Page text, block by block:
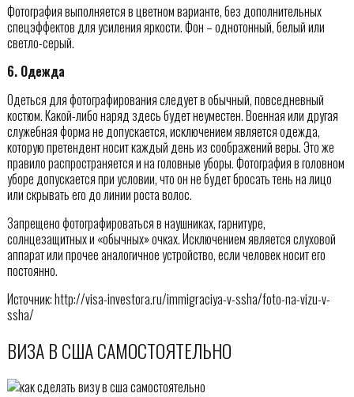
Фотография выполняется в цветном варианте, без дополнительных
спецэффектов для усиления яркости. Фон – однотонный, белый или
светло-серый.
6. Одежда
Одеться для фотографирования следует в обычный, повседневный
костюм. Какой-либо наряд здесь будет неуместен. Военная или другая
служебная форма не допускается, исключением является одежда,
которую претендент носит каждый день из соображений веры. Это же
правило распространяется и на головные уборы. Фотография в головном
уборе допускается при условии, что он не будет бросать тень на лицо
или скрывать его до линии роста волос.
Запрещено фотографироваться в наушниках, гарнитуре,
солнцезащитных и «обычных» очках. Исключением является слуховой
аппарат или прочее аналогичное устройство, если человек носит его
постоянно.
Источник: http://visa-investora.ru/immigraciya-v-ssha/foto-na-vizu-v-
ssha/
ВИЗА В США САМОСТОЯТЕЛЬНО